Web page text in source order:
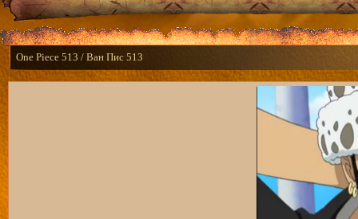
One Рiece 513 / Ван Пис 513